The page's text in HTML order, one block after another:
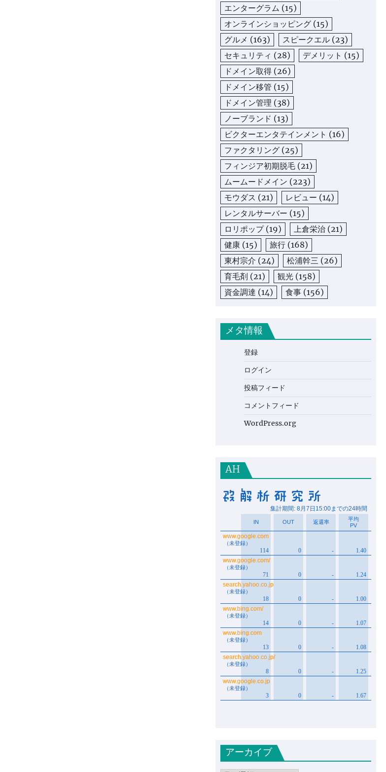
エンターグラム (15)
オンラインショッピング (15)
グルメ (163) スピークエル (23)
セキュリティ (28) デメリット (15)
ドメイン取得 (26)
ドメイン移管 (15)
ドメイン管理 (38)
ノーブランド (13)
ビクターエンタテインメント (16)
ファクタリング (25)
フィンジア初期脱毛 (21)
ムームードメイン (223)
モウダス (21) レビュー (14)
レンタルサーバー (15)
ロリポップ(19) 上倉栄治 (21)
健康 (15) 旅行 (168)
東村宗介 (24) 松浦幹三 (26)
育毛剤 (21) 観光 (158)
資金調達 (14) 食事 (156)
メタ情報
登録
ログイン
投稿フィード
コメントフィード
WordPress.org
AH
アーカイブ